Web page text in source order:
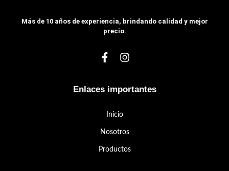
Más de 10 años de experiencia, brindando calidad y mejor
precio.
Enlaces importantes
Inicio
Nosotros
Productos